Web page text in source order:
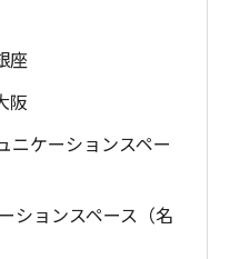
座
阪
ニケーションスペー
ションスペース（名